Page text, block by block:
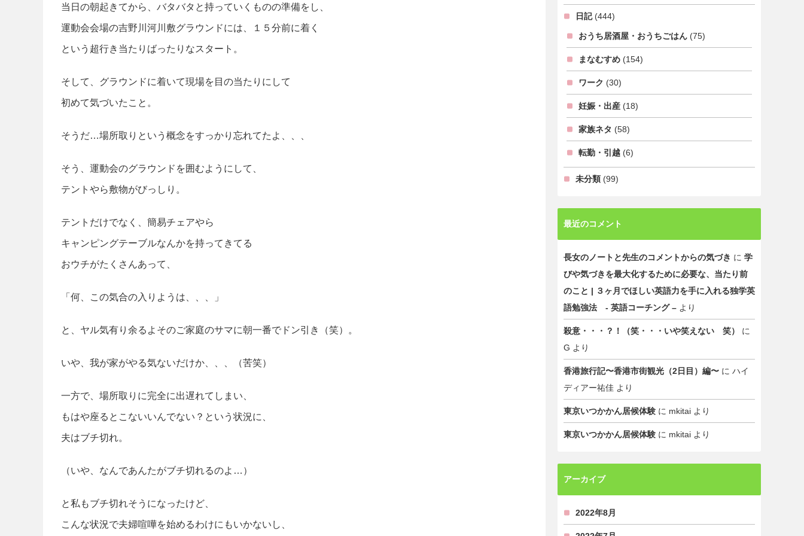
当日の朝起きてから、バタバタと持っていくものの準備をし、
運動会会場の吉野川河川敷グラウンドには、１５分前に着く
という超行き当たりばったりなスタート。
そして、グラウンドに着いて現場を目の当たりにして
初めて気づいたこと。
そうだ…場所取りという概念をすっかり忘れてたよ、、、
そう、運動会のグラウンドを囲むようにして、
テントやら敷物がびっしり。
テントだけでなく、簡易チェアやら
キャンピングテーブルなんかを持ってきてる
おウチがたくさんあって、
「何、この気合の入りようは、、、」
と、ヤル気有り余るよそのご家庭のサマに朝一番でドン引き（笑）。
いや、我が家がやる気ないだけか、、、（苦笑）
一方で、場所取りに完全に出遅れてしまい、
もはや座るとこないいんでない？という状況に、
夫はブチ切れ。
（いや、なんであんたがブチ切れるのよ…）
と私もブチ切れそうになったけど、
こんな状況で夫婦喧嘩を始めるわけにもいかないし、
日記(444)
おうち居酒屋・おうちごはん (75)
まなむすめ (154)
ワーク (30)
妊娠・出産 (18)
家族ネタ (58)
転勤・引越 (6)
未分類 (99)
最近のコメント
長女のノートと先生のコメントからの気づき に 学
びや気づきを最大化するために必要な、当たり前
のこと | ３ヶ月でほしい英語力を手に入れる独学英
語勉強法 - 英語コーチング – より
殺意・・・？！（笑・・・いや笑えない 笑）
に
G より
香港旅行記〜香港市街観光（2日目）編〜 に ハイ
ディアー祐佳 より
東京いつかかん居候体験 に mkitai より
東京いつかかん居候体験 に mkitai より
アーカイブ
2022年8月